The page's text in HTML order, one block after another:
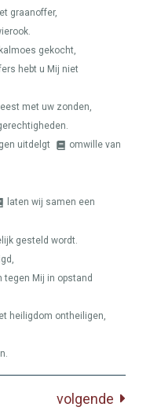
graanoffer,
gekocht,
hebt u Mij niet
met uw zonden,
uitdelgt
omwille van
laten wij samen een
gesteld wordt.
tegen Mij in opstand
heiligdom ontheiligen,
volgende